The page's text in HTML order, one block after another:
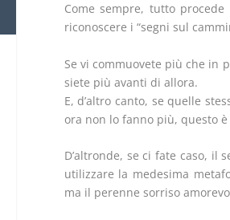
Come sempre, tutto
riconoscere i “segni sul
Se vi commuovete più che in
siete più avanti di allora.
E, d’altro canto, se quelle
ora non lo fanno più, questo
D’altronde, se ci fate caso,
utilizzare la medesima
ma il perenne sorriso